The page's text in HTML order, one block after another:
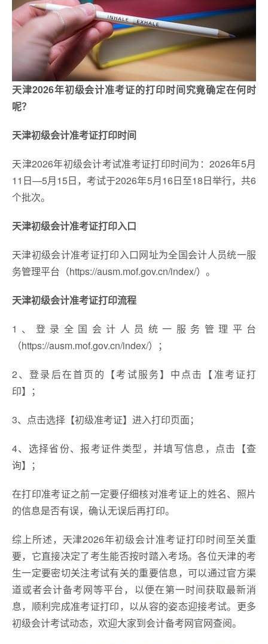
天津2026年初级会计准考证的打印时间究竟确定在何时
呢？
天津初级会计准考证打印时间
​天津2026年初级会计考试准考证打印时间为：2026年5月
11日—5月15日，考试于2026年5月16日至18日举行，共6
个批次。
天津初级会计准考证打印入口
天津初级会计准考证打印入口网址为全国会计人员统一服
务管理平台（https://ausm.mof.gov.cn/index/）。
天津初级会计准考证打印流程
1、登录全国会计人员统一服务管理平台
（https://ausm.mof.gov.cn/index/）；
2、登录后在首页的【考试服务】中点击【准考证打
印】；
3、点击选择【初级准考证】进入打印页面；
4、选择省份、报考证件类型，并填写信息，点击【查
询】；
在打印准考证之前一定要仔细核对准考证上的姓名、照片
的信息是否有误，确认无误后再打印。
综上所述，天津2026年初级会计准考证打印时间至关重
要，它直接决定了考生能否按时踏入考场。各位天津的考
生一定要密切关注考试有关的重要信息，可以通过官方渠
道或者会计备考网等平台，以便在第一时间获取最新消
息，顺利完成准考证打印，以从容的姿态迎接考试。更多
初级会计考试动态，欢迎大家到会计备考网官网查阅。